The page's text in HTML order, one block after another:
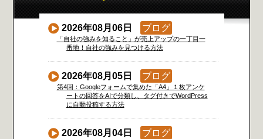
2026年08月06日 ブログ
「自社の強みを知ること」が売上アップの一丁目一
番地！自社の強みを見つける方法
2026年08月05日 ブログ
第4回：Googleフォームで集めた「A4」１枚アンケ
ートの回答をAIで分類し、タグ付きでWordPress
に自動投稿する方法
2026年08月04日 ブログ